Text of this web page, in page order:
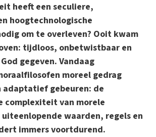
heeft een seculiere,
hoogtechnologische
om te overleven? Ooit kwam
tijdloos, onbetwistbaar en
gegeven. Vandaag
moreel gedrag
adaptatief gebeuren: de
complexiteit van morele
waarden, regels en
immers voortdurend.